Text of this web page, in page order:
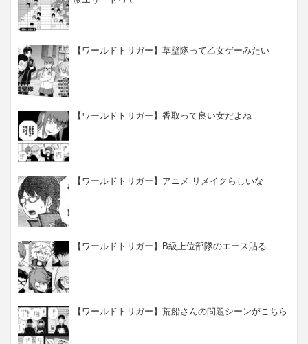
【ワールドトリガー】草壁隊って乙女ゲーみたい
【ワールドトリガー】香取って良い女だよね
【ワールドトリガー】アニメ リメイクらしいな
【ワールドトリガー】B級上位部隊のエース貼る
【ワールドトリガー】荒船さんの問題シーンがこちら